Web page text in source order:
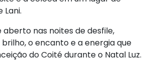
Lani.
nas noites de desfile,
o encanto e a energia que
do Coité durante o Natal Luz.